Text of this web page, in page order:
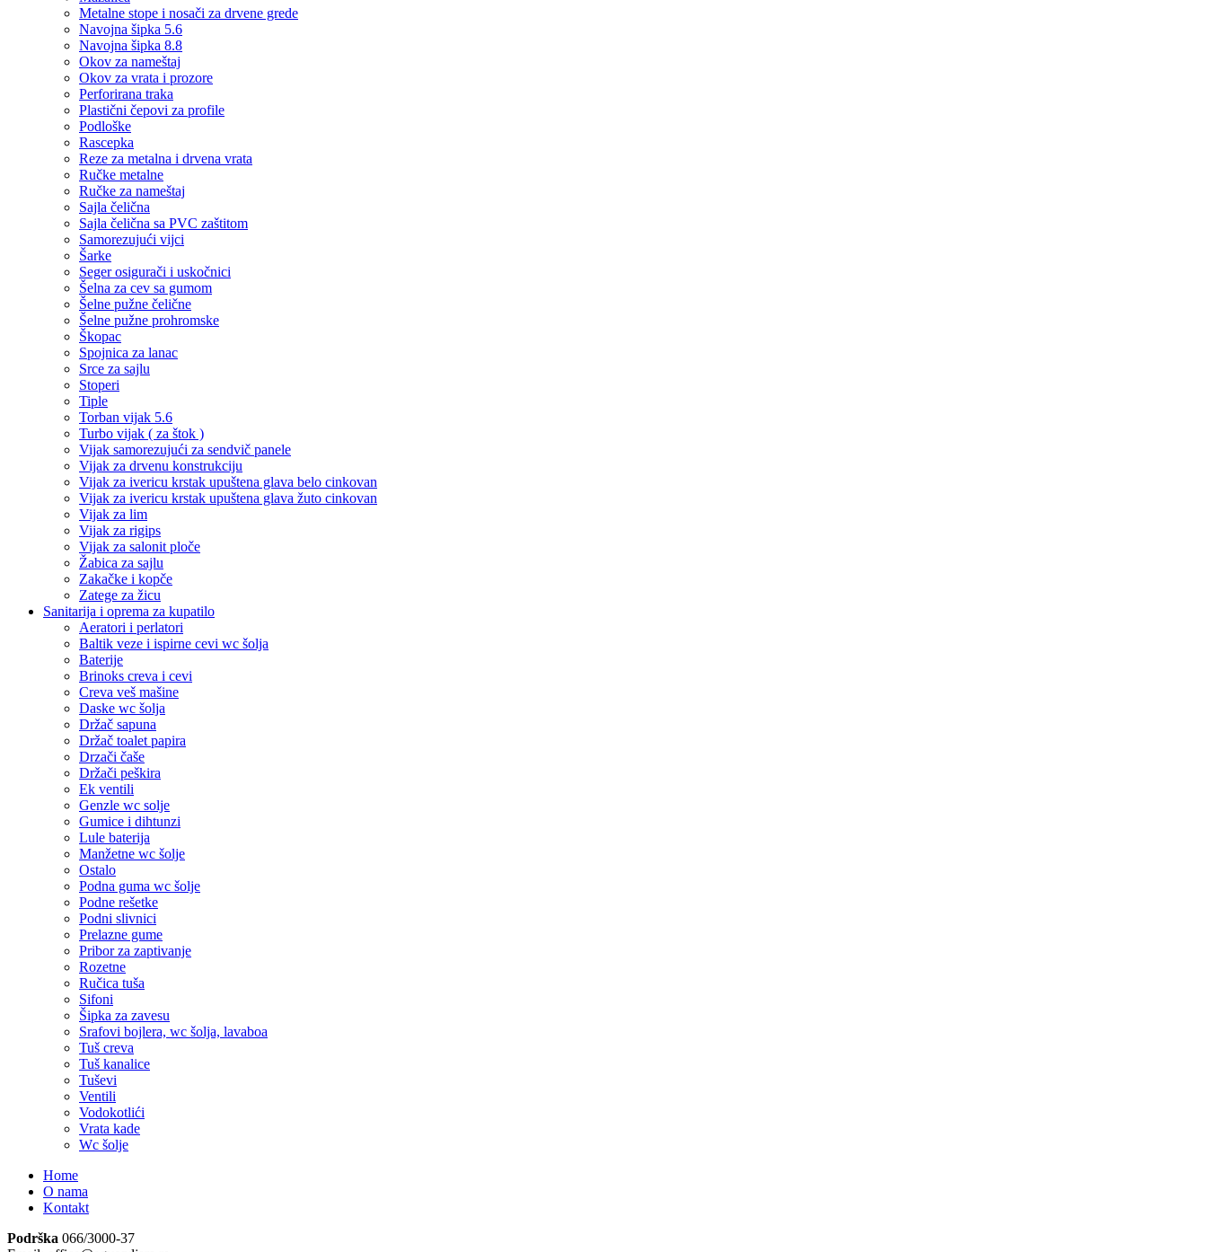
Metalne stope i nosači za drvene grede
Navojna šipka 5.6
Navojna šipka 8.8
Okov za nameštaj
Okov za vrata i prozore
Perforirana traka
Plastični čepovi za profile
Podloške
Rascepka
Reze za metalna i drvena vrata
Ručke metalne
Ručke za nameštaj
Sajla čelična
Sajla čelična sa PVC zaštitom
Samorezujući vijci
Šarke
Seger osigurači i uskočnici
Šelna za cev sa gumom
Šelne pužne čelične
Šelne pužne prohromske
Škopac
Spojnica za lanac
Srce za sajlu
Stoperi
Tiple
Torban vijak 5.6
Turbo vijak ( za štok )
Vijak samorezujući za sendvič panele
Vijak za drvenu konstrukciju
Vijak za ivericu krstak upuštena glava belo cinkovan
Vijak za ivericu krstak upuštena glava žuto cinkovan
Vijak za lim
Vijak za rigips
Vijak za salonit ploče
Žabica za sajlu
Zakačke i kopče
Zatege za žicu
Sanitarija i oprema za kupatilo
Aeratori i perlatori
Baltik veze i ispirne cevi wc šolja
Baterije
Brinoks creva i cevi
Creva veš mašine
Daske wc šolja
Držač sapuna
Držač toalet papira
Drzači čaše
Držači peškira
Ek ventili
Genzle wc solje
Gumice i dihtunzi
Lule baterija
Manžetne wc šolje
Ostalo
Podna guma wc šolje
Podne rešetke
Podni slivnici
Prelazne gume
Pribor za zaptivanje
Rozetne
Ručica tuša
Sifoni
Šipka za zavesu
Srafovi bojlera, wc šolja, lavaboa
Tuš creva
Tuš kanalice
Tuševi
Ventili
Vodokotlići
Vrata kade
Wc šolje
Home
O nama
Kontakt
Podrška 066/3000-37